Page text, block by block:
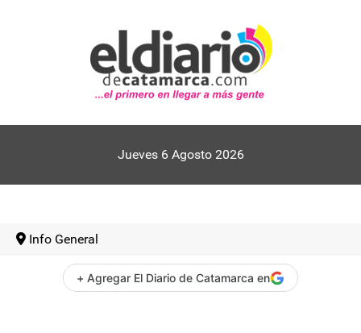
Jueves 6 Agosto 2026
Info General
+ Agregar El Diario de Catamarca en